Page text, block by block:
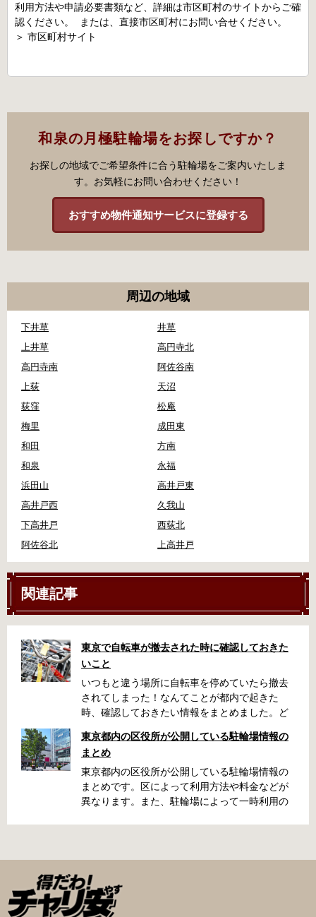
利用方法や申請必要書類など、詳細は市区町村のサイトからご確
認ください。 または、直接市区町村にお問い合せください。
＞ 市区町村サイト
和泉の月極駐輪場をお探しですか？
お探しの地域でご希望条件に合う駐輪場をご案内いたしま
す。お気軽にお問い合わせください！
おすすめ物件通知サービスに登録する
周辺の地域
下井草
井草
上井草
高円寺北
高円寺南
阿佐谷南
上荻
天沼
荻窪
松庵
梅里
成田東
和田
方南
和泉
永福
浜田山
高井戸東
高井戸西
久我山
下高井戸
西荻北
阿佐谷北
上高井戸
関連記事
東京で自転車が撤去された時に確認しておきた
いこと
いつもと違う場所に自転車を停めていたら撤去
されてしまった！なんてことが都内で起きた
時、確認しておきたい情報をまとめました。ど
くらい？なんて疑問が浮かぶかと思います。事
前に確認していざという時対処しましょう。 千
代田区 / 新宿区 / 品川区 / 港区 / 中央区 / 大田区
/ 北区 / 墨田区 / 渋谷区 / 葛飾区 千代田区で撤去
された場合 猿楽町保管場所 住所 千代田区神田
の地図が置いてあります） 東京メトロ半蔵門
線、都営新宿・三田線神保町駅から徒歩7分 大
手町高架下自転車保管場所 住所 千代田区大手町
二丁目4番 電話 050-2018-6466（千代田区自転
東京都内の区役所が公開している駐輪場情報の
まとめ
東京都内の区役所が公開している駐輪場情報の
まとめです。区によって利用方法や料金などが
異なります。また、駐輪場によって一時利用の
の自転車駐輪場 利用方法 利用登録申請書の提出
申請期間内に利用登録申請書（PDF：
1,396KB） と必要書類を環境まちづくり総務課
あてに郵送（申請期間消印有効）または、期間